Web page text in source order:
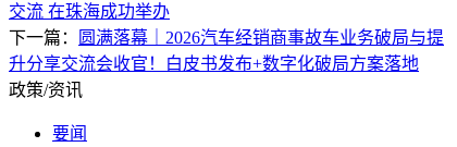
交流 在珠海成功举办
下一篇：
圆满落幕｜2026汽车经销商事故车业务破局与提
升分享交流会收官！白皮书发布+数字化破局方案落地
政策/资讯
要闻